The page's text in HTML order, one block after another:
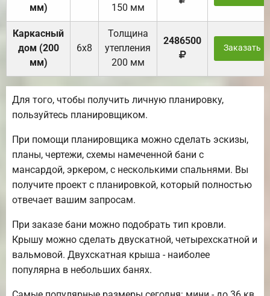
мм)
150 мм
Каркасный
дом (200
мм)
6х8
Толщина
утепления
200 мм
2486500
Заказать
Для того, чтобы получить личную планировку,
пользуйтесь планировщиком.
При помощи планировщика можно сделать эскизы,
планы, чертежи, схемы намеченной бани с
мансардой, эркером, с несколькими спальнями. Вы
получите проект с планировкой, который полностью
отвечает вашим запросам.
При заказе бани можно подобрать тип кровли.
Крышу можно сделать двускатной, четырехскатной и
вальмовой. Двухскатная крыша - наиболее
популярна в небольших банях.